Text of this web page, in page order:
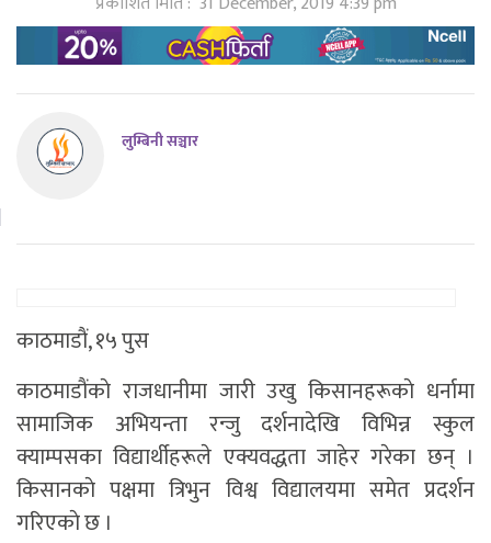
लुम्बिनी सञ्चार
काठमाडाैं, १५ पुस
काठमाडाैंकाे राजधानीमा जारी उखु किसानहरूकाे धर्नामा
सामाजिक अभियन्ता रन्जु दर्शनादेखि विभिन्न स्कुल
क्याम्पसका विद्यार्थीहरूले एक्यवद्धता जाहेर गरेका छन् ।
किसानकाे पक्षमा त्रिभुन विश्व विद्यालयमा समेत प्रदर्शन
गरिएकाे छ ।